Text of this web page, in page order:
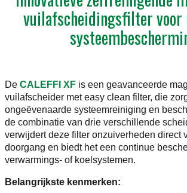
vuilafscheidingsfilter voor
De CALEFFI XF is een geavanceerde
vuilafscheider met easy clean filter, die
ongeëvenaarde systeemreiniging en
de combinatie van drie verschillende
verwijdert deze filter onzuiverheden direct
doorgang en biedt het een continue
verwarmings- of koelsystemen.
Belangrijkste kenmerken: